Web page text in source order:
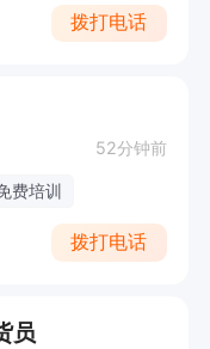
拨打电话
52分钟前
费培训
拨打电话
员